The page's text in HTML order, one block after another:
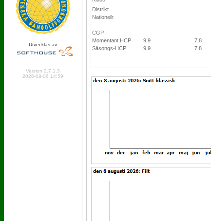
Utvecklas av
Version 2.7.1.3
2026-08-06 14:59
Distrikt
Nationellt
CGP
Momentant HCP
9,9 7,8
Säsongs-HCP
9,9 7,8